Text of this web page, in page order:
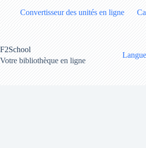
Convertisseur des unités en ligne
F2School
Votre bibliothèque en ligne